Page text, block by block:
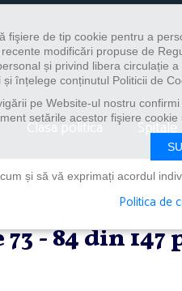
Clasa politica Spitale
- 84 din
fişiere de tip cookie pentru a
modificări propuse de
și privind libera circulație
înțelege conținutul Politicii de
pe Website-ul nostru
setările acestor fişiere
și să vă exprimați acordul
Politica de